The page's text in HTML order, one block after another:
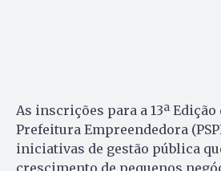
As inscrições para a 13ª Edição
Prefeitura Empreendedora
iniciativas de gestão pública
crescimento de pequenos